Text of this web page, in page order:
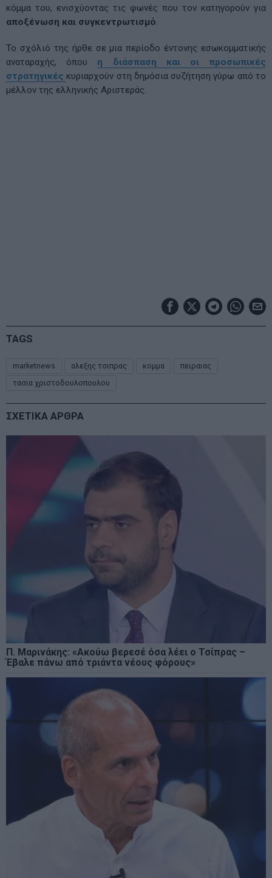
κόμμα του, ενισχύοντας τις φωνές που τον κατηγορούν για
αποξένωση και συγκεντρωτισμό.
Το σχόλιό της ήρθε σε μια περίοδο έντονης εσωκομματικής
αναταραχής, όπου η διάσπαση και οι προσωπικές
στρατηγικές κυριαρχούν στη δημόσια συζήτηση γύρω από το
μέλλον της ελληνικής Αριστεράς.
TAGS
marketnews αλεξης τσιπρας κομμα
πειραιας
τασια χριστοδουλοπουλου
ΣΧΕΤΙΚΑ ΑΡΘΡΑ
Π. Μαρινάκης: «Ακούω βερεσέ όσα λέει ο Τσίπρας –
Έβαλε πάνω από τριάντα νέους φόρους»